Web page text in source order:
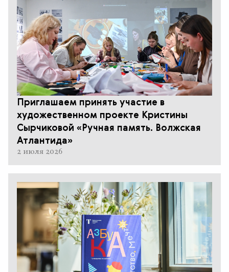
Приглашаем принять участие в
художественном проекте Кристины
Сырчиковой «Ручная память. Волжская
Атлантида»
2 июля 2026